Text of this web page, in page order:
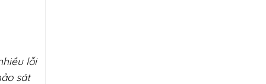
lỗi
sát